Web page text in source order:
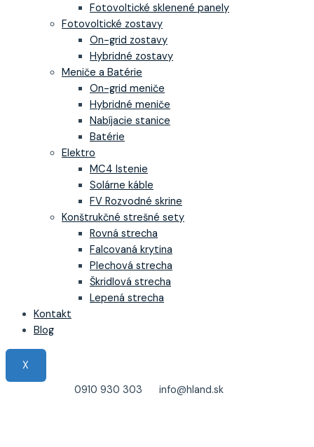
Fotovoltické sklenené panely
Fotovoltické zostavy
On-grid zostavy
Hybridné zostavy
Meniče a Batérie
On-grid meniče
Hybridné meniče
Nabíjacie stanice
Batérie
Elektro
MC4 Istenie
Solárne káble
FV Rozvodné skrine
Konštrukčné strešné sety
Rovná strecha
Falcovaná krytina
Plechová strecha
Škridlová strecha
Lepená strecha
Kontakt
Blog
X
0910 930 303
info@hland.sk